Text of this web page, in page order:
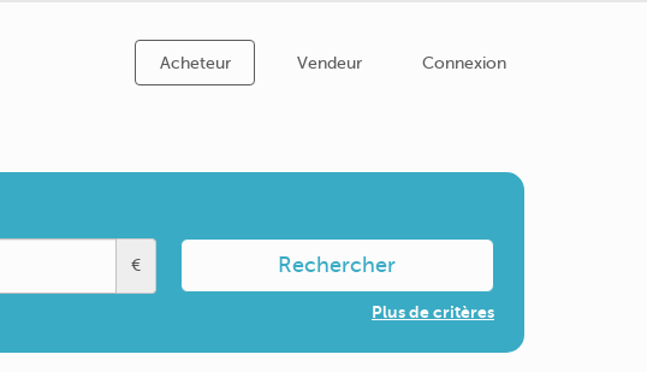
Acheteur Vendeur Connexion
€ Rechercher
Plus de critères